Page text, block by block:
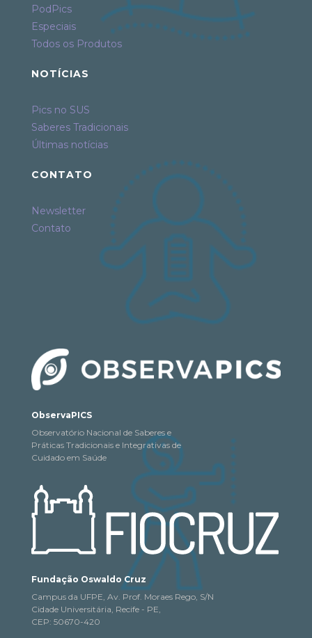
PodPics
Especiais
Todos os Produtos
NOTÍCIAS
Pics no SUS
Saberes Tradicionais
Últimas notícias
CONTATO
Newsletter
Contato
ObservaPICS
Observatório Nacional de Saberes e
Práticas Tradicionais e Integrativas de
Cuidado em Saúde
Fundação Oswaldo Cruz
Campus da UFPE, Av. Prof. Moraes Rego, S/N
Cidade Universitária, Recife - PE,
CEP: 50670-420